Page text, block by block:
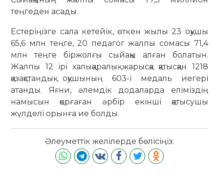
теңгеден асады.
Естеріңізге сала кетейік, өткен жылы 23 оқушы
65,6 млн теңге, 20 педагог жалпы сомасы 71,4
млн теңге біржолғы сыйақы алған болатын.
Жалпы 12 ірі халықаралық жарысқа қатысқан 1218
қазақстандық оқушының 603-і медаль иегері
атанды. Яғни, әлемдік додаларда еліміздің
намысын қорғаған әрбір екінші қатысушы
жүлделі орынға ие болды.
Әлеуметтік желілерде бөлісіңіз: